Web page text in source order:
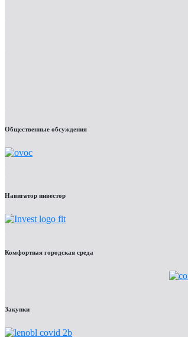
Общественные обсуждения
Навигатор инвестор
Комфортная городская среда
Закупки